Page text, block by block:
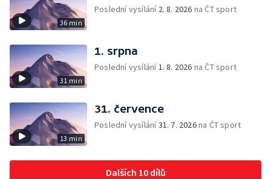
36 min
Poslední vysílání 2. 8. 2026 na ČT sport
31 min
1. srpna
Poslední vysílání1. 8. 2026 na ČT sport
13 min
31. července
Poslední vysílání31. 7. 2026na ČT sport
Dalších 10 dílů